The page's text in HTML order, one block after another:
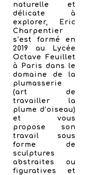
naturelle et
délicate à
explorer, Eric
Charpentier
s’est formé en
2019 au Lycée
Octave Feuillet
à Paris dans le
domaine de la
plumasserie
(art de
travailler la
plume d’oiseau)
et vous
propose son
travail sous
forme de
sculptures
abstraites ou
figuratives et